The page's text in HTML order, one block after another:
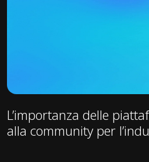
L’importanza delle
alla community per